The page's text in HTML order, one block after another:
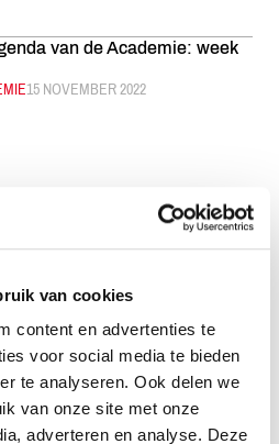
van cookies
content en advertenties te
voor social media te bieden
te analyseren. Ook delen we
van onze site met onze
adverteren en analyse. Deze
van de Academie: week
GEPUBLICEERD:
15 NOVEMBER 2022
| Jong FC Utrecht -
FC Utrecht ruim en verdiend
MVV Maastricht
UTRECHTGEPUBLICEERD:
14 NOVEMBER 2022